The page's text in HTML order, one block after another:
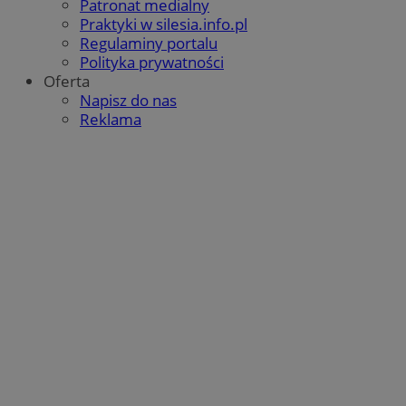
Patronat medialny
Praktyki w silesia.info.pl
Regulaminy portalu
Polityka prywatności
Oferta
Napisz do nas
Reklama
QeSessID orzesze.com.pl